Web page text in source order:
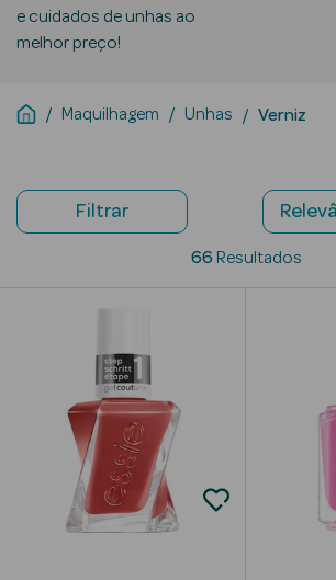
Beauty Season
Cosmética
Beauty Season
Beauty Season
Beauty Season
Nutricosmética
Beauty Season
Perfumes
e cuidados de unhas ao
melhor preço!
Maquilhagem Unhas Verniz
Filtrar
66 Resultados